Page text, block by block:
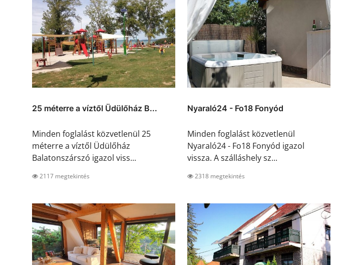
25 méterre a víztől Üdülőház B...
Minden foglalást közvetlenül 25
méterre a víztől Üdülőház
Balatonszárszó igazol viss...
2117 megtekintés
Nyaraló24 - Fo18 Fonyód
Minden foglalást közvetlenül
Nyaraló24 - Fo18 Fonyód igazol
vissza. A szálláshely sz...
2318 megtekintés